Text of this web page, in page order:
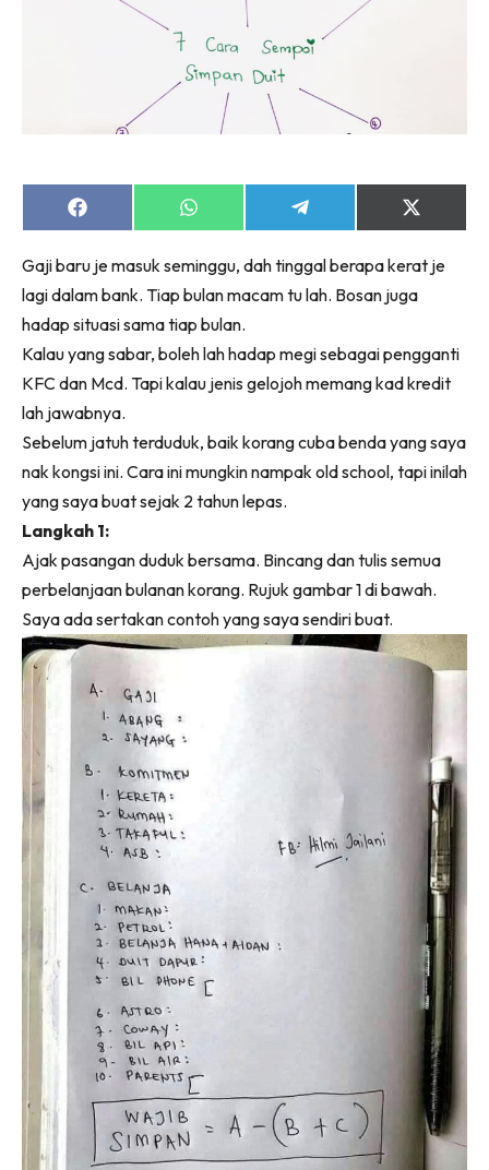
Share
on
Share
on
Share
on
Share
on
(Twitter)
Gaji baru je masuk seminggu, dah tinggal berapa kerat je
lagi dalam bank. Tiap bulan macam tu lah. Bosan juga
hadap situasi sama tiap bulan.
Kalau yang sabar, boleh lah hadap megi sebagai pengganti
KFC dan Mcd. Tapi kalau jenis gelojoh memang kad kredit
lah jawabnya.
Sebelum jatuh terduduk, baik korang cuba benda yang saya
nak kongsi ini. Cara ini mungkin nampak old school, tapi inilah
yang saya buat sejak 2 tahun lepas.
Langkah 1:
Ajak pasangan duduk bersama. Bincang dan tulis semua
perbelanjaan bulanan korang. Rujuk gambar 1 di bawah.
Saya ada sertakan contoh yang saya sendiri buat.